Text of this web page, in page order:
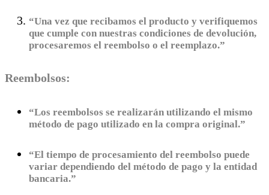
“Una vez que recibamos el producto y verifiquemos
que cumple con nuestras condiciones de devolución,
procesaremos el reembolso o el reemplazo.”
Reembolsos:
“Los reembolsos se realizarán utilizando el mismo
método de pago utilizado en la compra original.”
“El tiempo de procesamiento del reembolso puede
variar dependiendo del método de pago y la entidad
bancaria.”